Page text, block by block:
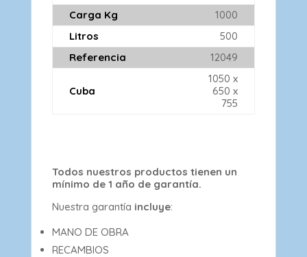
Carga Kg
1000
Litros
500
Referencia
12049
Cuba
1050 x
650 x
755
Todos nuestros productos tienen un
mínimo de 1 año de garantía.
Nuestra garantía incluye:
MANO DE OBRA
RECAMBIOS